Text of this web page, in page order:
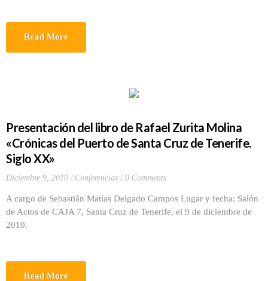
Read More
Presentación del libro de Rafael Zurita Molina
«Crónicas del Puerto de Santa Cruz de Tenerife.
Siglo XX»
Diciembre 9, 2010 Conferencias 0 Comments
A cargo de Sebastián Matías Delgado Campos Lugar y fecha: Salón
de Actos de CAJA 7, Santa Cruz de Tenerife, el 9 de diciembre de
2010.
Read More